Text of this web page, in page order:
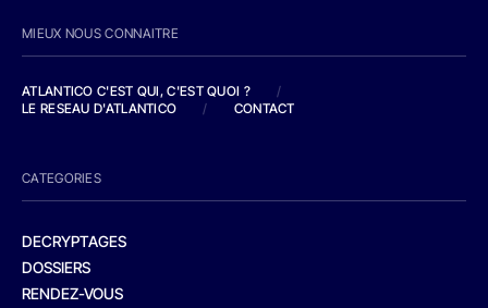
MIEUX NOUS CONNAITRE
ATLANTICO C'EST QUI, C'EST QUOI ?
/
LE RESEAU D'ATLANTICO
/ CONTACT
CATEGORIES
DECRYPTAGES
DOSSIERS
RENDEZ-VOUS